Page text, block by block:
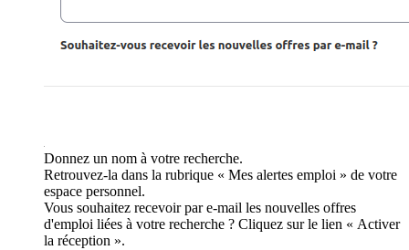
Donnez un nom à votre recherche.
Retrouvez-la dans la rubrique « Mes alertes emploi » de votre
espace personnel.
Vous souhaitez recevoir par e-mail les nouvelles offres
d'emploi liées à votre recherche ? Cliquez sur le lien « Activer
la réception ».